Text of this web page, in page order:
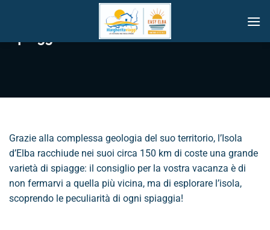
Spiagge Isola d’Elba
Grazie alla complessa geologia del suo territorio, l’Isola
d’Elba racchiude nei suoi circa 150 km di coste una grande
varietà di spiagge: il consiglio per la vostra vacanza è di
non fermarvi a quella più vicina, ma di esplorare l’isola,
scoprendo le peculiarità di ogni spiaggia!